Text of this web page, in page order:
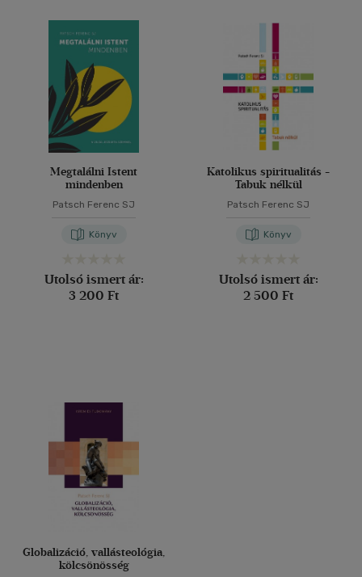
Megtalálni Istent
mindenben
Patsch Ferenc SJ
Könyv
Utolsó ismert ár:
3 200 Ft
Katolikus spiritualitás -
Tabuk nélkül
Patsch Ferenc SJ
Könyv
Utolsó ismert ár:
2 500 Ft
Globalizáció, vallásteológia,
kölcsönösség